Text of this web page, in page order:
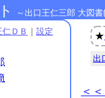
～出口王仁三郎 大図書
仁ＤＢ ｜ 設定 ★
出
＜